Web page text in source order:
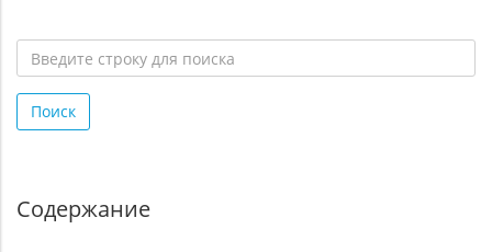
строку
для
Поиск
Содержание